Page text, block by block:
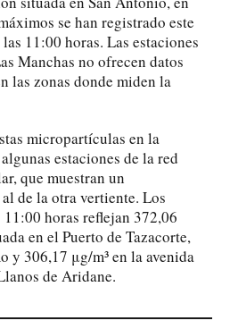
se han registrado este
11:00 horas. Las estaciones
Manchas no ofrecen datos
las zonas donde miden la
micropartículas en la
estaciones de la red
que muestran un
de la otra vertiente. Los
horas reflejan 372,06
en el Puerto de Tazacorte,
y 306,17 μg/m³ en la avenida
de Aridane.